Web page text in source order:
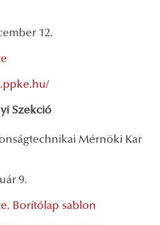
12.
Szekció
Mérnöki Kar
9.
. Borítólap sablon